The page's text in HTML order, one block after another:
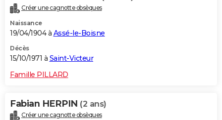
Créer une cagnotte obsèques
Naissance
19/04/1904 à Assé-le-Boisne
Décès
15/10/1971 à Saint-Victeur
Famille PILLARD
Fabian HERPIN (2 ans)
Créer une cagnotte obsèques